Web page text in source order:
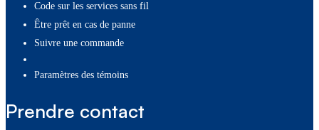
Code sur les services sans fil
Être prêt en cas de panne
Suivre une commande
paramètres des témoins
Prendre contact